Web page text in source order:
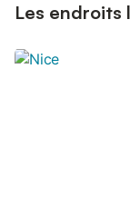
Les endroits